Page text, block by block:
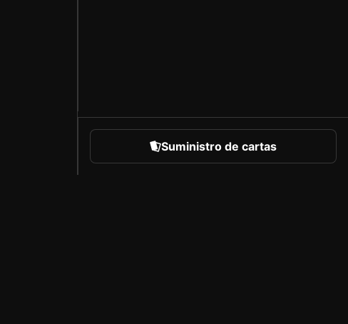
Suministro de cartas